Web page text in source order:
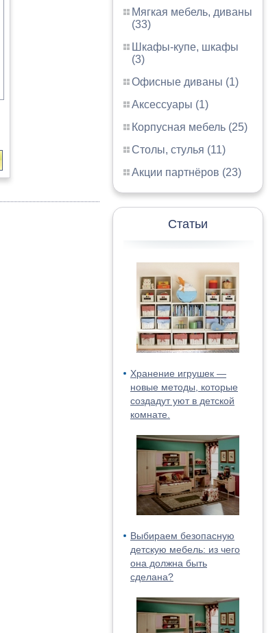
Мягкая мебель, диваны
(33)
Шкафы-купе, шкафы
(3)
Офисные диваны (1)
Аксессуары (1)
Корпусная мебель (25)
Столы, стулья (11)
Акции партнёров (23)
Статьи
Хранение игрушек —
новые методы, которые
создадут уют в детской
комнате.
Выбираем безопасную
детскую мебель: из чего
она должна быть
сделана?